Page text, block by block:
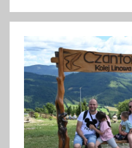
g
2
0
2